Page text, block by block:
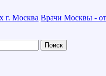
Врачи Москвы -